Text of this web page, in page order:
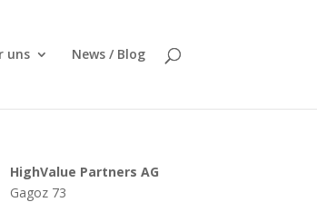
uns News / Blog
HighValue Partners AG
Gagoz 73